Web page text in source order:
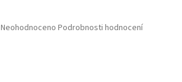
Průměrné
Neohodnoceno Podrobnosti hodnocení